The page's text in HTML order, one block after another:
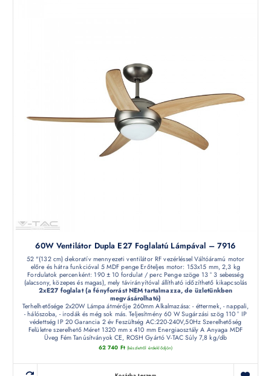
60W Ventilátor Dupla E27 Foglalatú Lámpával – 7916
52 "(132 cm) dekoratív mennyezeti ventilátor RF vezérléssel Váltóáramú motor
előre és hátra funkcióval 5 MDF penge Erőteljes motor: 153x15 mm, 2,3 kg
Fordulatok percenként: 190 ± 10 fordulat / perc Penge szöge 13 ° 3 sebesség
(alacsony, közepes és magas), mely távirányítóval állítható időzíthető kikapcsolás
2xE27 foglalat (a fényforrást NEM tartalmazza, de üzletünkben
megvásárolható)
Terhelhetősége 2x20W Lámpa átmérője 260mm Alkalmazása: - éttermek, - nappali,
- hálószoba, - irodák és még sok más. Teljesítmény 60 W Sugárzási szög 110 ° IP
védettség IP 20 Garancia 2 év Feszültség AC:220-240V,50Hz Szerelhetőség
Felületre szerelhető Méret 1320 mm x 410 mm Energiaosztály A Anyaga MDF
Üveg Fém Tanúsítványok CE, ROSH Gyártó V-TAC Súly 7,8 kg/db
62 740 Ft (készletről érdeklődjön)